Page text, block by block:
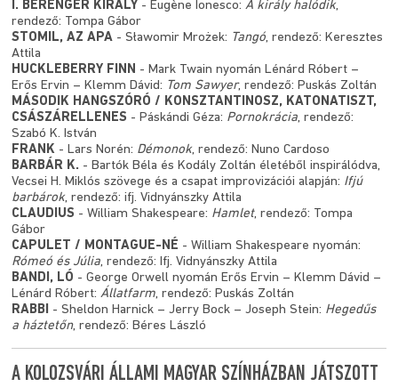
I. BÉRENGER KIRÁLY - Eugène Ionesco:A király halódik,
rendező: Tompa Gábor
STOMIL, AZ APA - Sławomir Mrożek: Tangó, rendező: Keresztes
Attila
HUCKLEBERRY FINN - Mark Twain nyomán Lénárd Róbert –
Erős Ervin – Klemm Dávid: Tom Sawyer, rendező: Puskás Zoltán
MÁSODIK HANGSZÓRÓ / KONSZTANTINOSZ, KATONATISZT,
CSÁSZÁRELLENES - Páskándi Géza: Pornokrácia, rendező:
Szabó K. István
FRANK - Lars Norén: Démonok, rendező: Nuno Cardoso
BARBÁR K. - Bartók Béla és Kodály Zoltán életéből inspirálódva,
Vecsei H. Miklós szövege és a csapat improvizációi alapján: Ifjú
barbárok, rendező: ifj. Vidnyánszky Attila
CLAUDIUS - William Shakespeare: Hamlet, rendező: Tompa
Gábor
CAPULET / MONTAGUE-NÉ - William Shakespeare nyomán:
Rómeó és Júlia, rendező: Ifj. Vidnyánszky Attila
BANDI, LÓ - George Orwell nyomán Erős Ervin – Klemm Dávid –
Lénárd Róbert:Állatfarm, rendező: Puskás Zoltán
RABBI - Sheldon Harnick – Jerry Bock – Joseph Stein: Hegedűs
a háztetőn, rendező: Béres László
A KOLOZSVÁRI ÁLLAMI MAGYAR SZÍNHÁZBAN JÁTSZOTT